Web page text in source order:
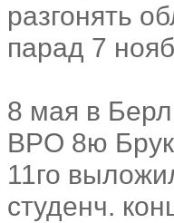
разгонять
парад 7
8 мая в
BPO 8ю
11го
студенч.